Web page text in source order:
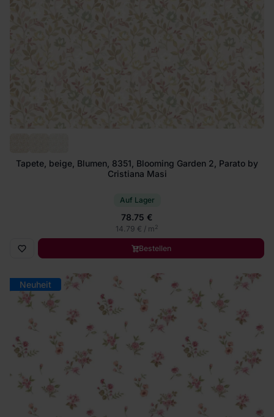
Tapete, beige, Blumen, 8351, Blooming Garden 2, Parato by
Cristiana Masi
Auf Lager
78.75 €
14.79 € / m2
Bestellen
Neuheit